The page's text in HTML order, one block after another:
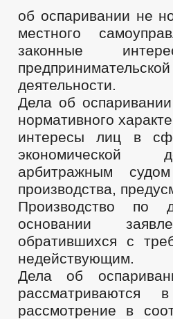
об оспаривании не
местного
законные
деятельности.
Дела об
нормативного
интересы лиц в
экономической
арбитражным
производства,
Производство по
основании
обратившихся с
недействующим.
Дела об
рассмотрение в